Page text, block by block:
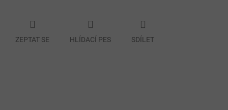
ZEPTAT SE HLÍDACÍ PES SDÍLET